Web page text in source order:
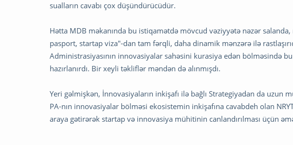
sualların cavabı çox düşündürücüdür.
Hətta MDB məkanında bu istiqamətdə mövcud vəziyyətə nəzər
pasport, startap viza"-dan tam fərqli, daha dinamik mənzərə ilə
Administrasiyasının innovasiyalar sahəsini kurasiya edən bölməsində
hazırlanırdı. Bir xeyli təkliflər məndən də alınmışdı.
Yeri gəlmişkən, İnnovasiyaların inkişafı ilə bağlı Strategiyadan da
PA-nın innovasiyalar bölməsi ekosistemin inkişafına cavabdeh olan
araya gətirərək startap və innovasiya mühitinin canlandırılması üçün